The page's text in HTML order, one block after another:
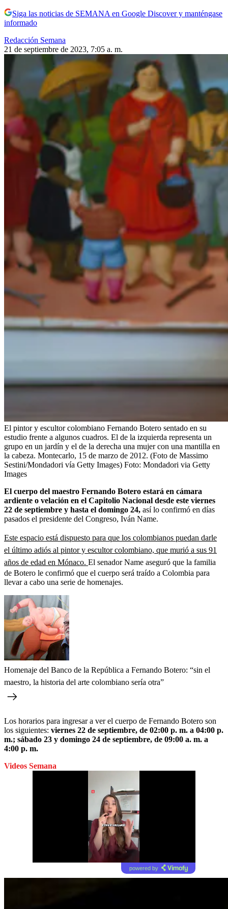
Siga las noticias de SEMANA en Google Discover y manténgase
informado
Redacción Semana
21 de septiembre de 2023, 7:05 a. m.
El pintor y escultor colombiano Fernando Botero sentado en su
estudio frente a algunos cuadros. El de la izquierda representa un
grupo en un jardín y el de la derecha una mujer con una mantilla en
la cabeza. Montecarlo, 15 de marzo de 2012. (Foto de Massimo
Sestini/Mondadori vía Getty Images) Foto: Mondadori via Getty
Images
El cuerpo del maestro Fernando Botero estará en cámara
ardiente o velación en el Capitolio Nacional desde este viernes
22 de septiembre y hasta el domingo 24, así lo confirmó en días
pasados el presidente del Congreso, Iván Name.
Este espacio está dispuesto para que los colombianos puedan darle
el último adiós al pintor y escultor colombiano, que murió a sus 91
años de edad en Mónaco. El senador Name aseguró que la familia
de Botero le confirmó que el cuerpo será traído a Colombia para
llevar a cabo una serie de homenajes.
Homenaje del Banco de la República a Fernando Botero: “sin el
maestro, la historia del arte colombiano sería otra”
Los horarios para ingresar a ver el cuerpo de Fernando Botero son
los siguientes: viernes 22 de septiembre, de 02:00 p. m. a 04:00 p.
m.; sábado 23 y domingo 24 de septiembre, de 09:00 a. m. a
4:00 p. m.
Videos Semana
powered by